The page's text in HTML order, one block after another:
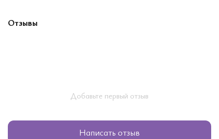
Отзывы
Добавьте первый отзыв
Написать отзыв